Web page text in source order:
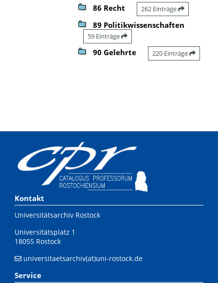
86 Recht 262 Einträge
89 Politikwissenschaften
59 Einträge
90 Gelehrte 220 Einträge
Kontakt
Universitätsarchiv Rostock
Universitätsplatz 1
18055 Rostock
universitaetsarchiv(at)uni-rostock.de
Service